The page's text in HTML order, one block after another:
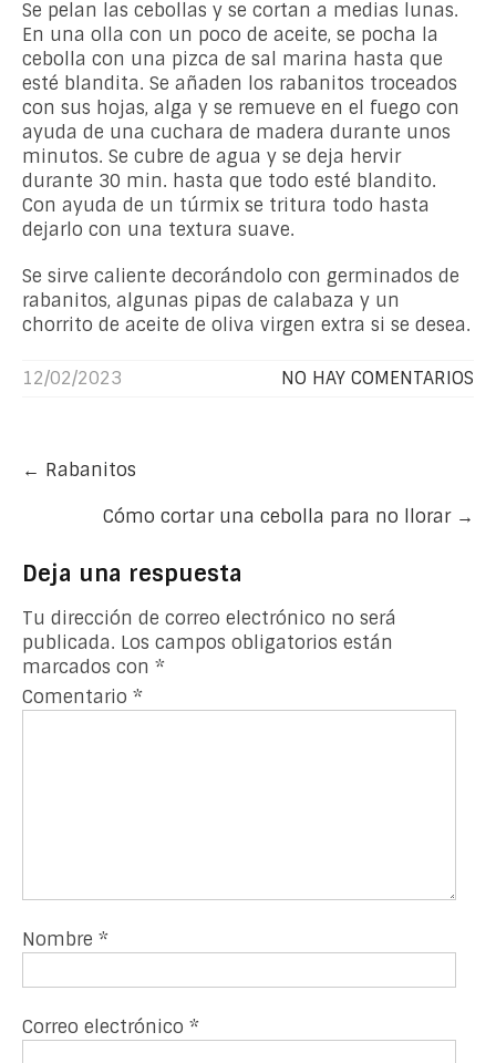
Se pelan las cebollas y se cortan a medias lunas.
En una olla con un poco de aceite, se pocha la
cebolla con una pizca de sal marina hasta que
esté blandita. Se añaden los rabanitos troceados
con sus hojas, alga y se remueve en el fuego con
ayuda de una cuchara de madera durante unos
minutos. Se cubre de agua y se deja hervir
durante 30 min. hasta que todo esté blandito.
Con ayuda de un túrmix se tritura todo hasta
dejarlo con una textura suave.
Se sirve caliente decorándolo con germinados de
rabanitos, algunas pipas de calabaza y un
chorrito de aceite de oliva virgen extra si se desea.
12/02/2023 NO HAY COMENTARIOS
Post
navigation
← Rabanitos
Cómo cortar una cebolla para no llorar →
Deja una respuesta
Tu dirección de correo electrónico no será
publicada. Los campos obligatorios están
marcados con *
Comentario *
Nombre *
Correo electrónico *